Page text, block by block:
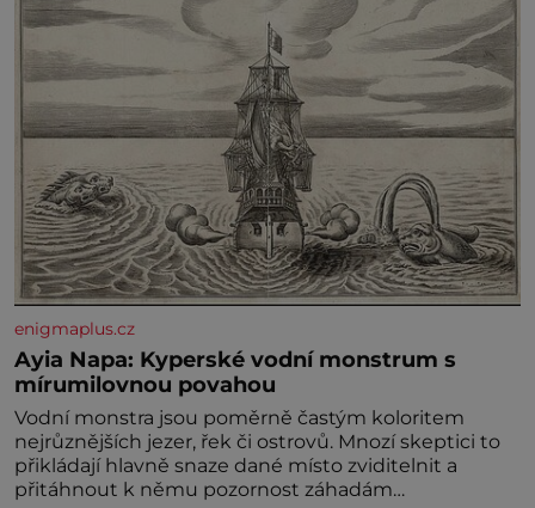
enigmaplus.cz
Ayia Napa: Kyperské vodní monstrum s
mírumilovnou povahou
Vodní monstra jsou poměrně častým koloritem
nejrůznějších jezer, řek či ostrovů. Mnozí skeptici to
přikládají hlavně snaze dané místo zviditelnit a
přitáhnout k němu pozornost záhadám